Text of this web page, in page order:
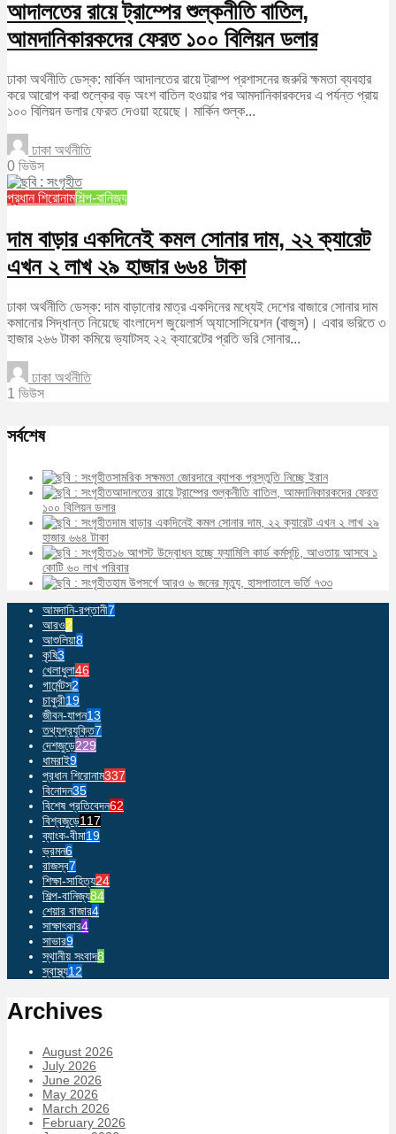
আদালতের রায়ে ট্রাম্পের শুল্কনীতি বাতিল,
আমদানিকারকদের ফেরত ১০০ বিলিয়ন ডলার
ঢাকা অর্থনীতি ডেস্ক: মার্কিন আদালতের রায়ে ট্রাম্প প্রশাসনের জরুরি ক্ষমতা ব্যবহার
করে আরোপ করা শুল্কের বড় অংশ বাতিল হওয়ার পর আমদানিকারকদের এ পর্যন্ত প্রায়
১০০ বিলিয়ন ডলার ফেরত দেওয়া হয়েছে। মার্কিন শুল্ক...
ঢাকা অর্থনীতি
0 ভিউস
প্রধান শিরোনামশিল্প-বানিজ্য
দাম বাড়ার একদিনেই কমল সোনার দাম, ২২ ক্যারেট
এখন ২ লাখ ২৯ হাজার ৬৬৪ টাকা
ঢাকা অর্থনীতি ডেস্ক: দাম বাড়ানোর মাত্র একদিনের মধ্যেই দেশের বাজারে সোনার দাম
কমানোর সিদ্ধান্ত নিয়েছে বাংলাদেশ জুয়েলার্স অ্যাসোসিয়েশন (বাজুস)। এবার ভরিতে ৩
হাজার ২৬৬ টাকা কমিয়ে ভ্যাটসহ ২২ ক্যারেটের প্রতি ভরি সোনার...
ঢাকা অর্থনীতি
1 ভিউস
সর্বশেষ
সামরিক সক্ষমতা জোরদারে ব্যাপক প্রস্তুতি নিচ্ছে ইরান
আদালতের রায়ে ট্রাম্পের শুল্কনীতি বাতিল, আমদানিকারকদের ফেরত
১০০ বিলিয়ন ডলার
দাম বাড়ার একদিনেই কমল সোনার দাম, ২২ ক্যারেট এখন ২ লাখ ২৯
হাজার ৬৬৪ টাকা
১৬ আগস্ট উদ্বোধন হচ্ছে ফ্যামিলি কার্ড কর্মসূচি, আওতায় আসবে ১
কোটি ৬০ লাখ পরিবার
হাম উপসর্গে আরও ৬ জনের মৃত্যু, হাসপাতালে ভর্তি ৭৩৩
আমদানি-রপ্তানী7
আরও2
আশুলিয়া8
কৃষি3
খেলাধুলা46
গার্মেন্টস2
চাকুরী19
জীবন-যাপন13
তথ্যপ্রযুক্তি7
দেশজুড়ে229
ধামরাই9
প্রধান শিরোনাম337
বিনোদন35
বিশেষ প্রতিবেদন62
বিশ্বজুড়ে117
ব্যাংক-বীমা19
ভ্রমন6
রাজস্ব7
শিক্ষা-সাহিত্য24
শিল্প-বানিজ্য84
শেয়ার বাজার4
সাক্ষাৎকার4
সাভার9
স্থানীয় সংবাদ8
স্বাস্থ্য12
Archives
August 2026
July 2026
June 2026
May 2026
March 2026
February 2026